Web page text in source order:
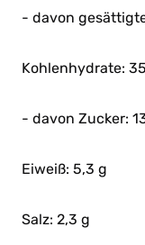
- davon
Kohlenhydrate:
- davon Zucker:
Eiweiß: 5,3 g
Salz: 2,3 g